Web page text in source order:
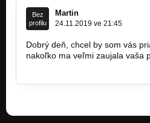
Bez
profilu
Martin
24.11.2019 ve 21:45
Dobrý deň, chcel by som vás
nakoľko ma veľmi zaujala vaša